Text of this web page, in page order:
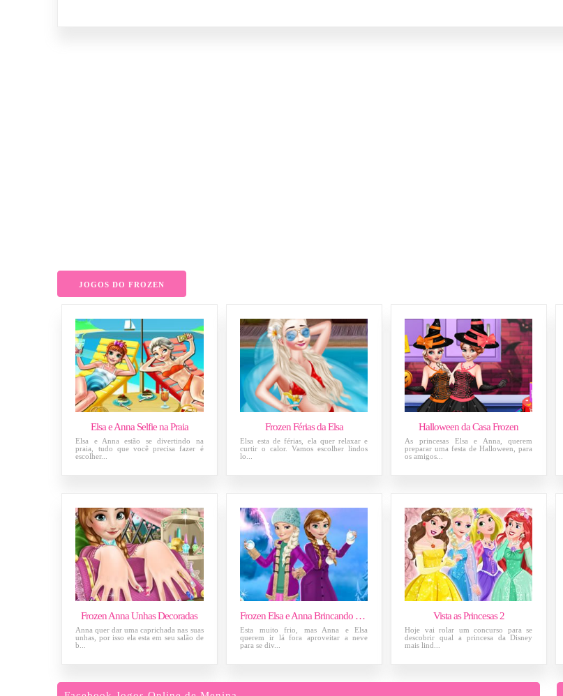
JOGOS DO FROZEN
Elsa e Anna Selfie na Praia
Elsa e Anna estão se divertindo na
praia, tudo que você precisa fazer é
escolher...
Frozen Férias da Elsa
Elsa esta de férias, ela quer relaxar e
curtir o calor. Vamos escolher lindos
lo...
Halloween da Casa Frozen
As princesas Elsa e Anna, querem
preparar uma festa de Halloween, para
os amigos...
Frozen Anna Unhas Decoradas
Anna quer dar uma caprichada nas suas
unhas, por isso ela esta em seu salão de
b...
Frozen Elsa e Anna Brincando na Neve
Esta muito frio, mas Anna e Elsa
querem ir lá fora aproveitar a neve
para se div...
Vista as Princesas 2
Hoje vai rolar um concurso para se
descobrir qual a princesa da Disney
mais lind...